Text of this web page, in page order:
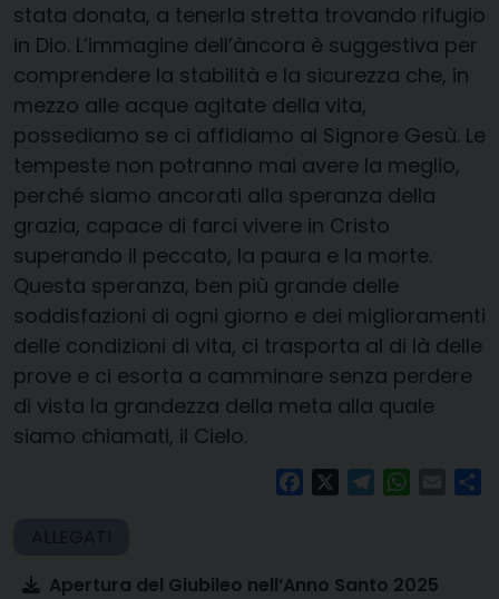
stata donata, a tenerla stretta trovando rifugio
in Dio. L’immagine dell’àncora è suggestiva per
comprendere la stabilità e la sicurezza che, in
mezzo alle acque agitate della vita,
possediamo se ci affidiamo al Signore Gesù. Le
tempeste non potranno mai avere la meglio,
perché siamo ancorati alla speranza della
grazia, capace di farci vivere in Cristo
superando il peccato, la paura e la morte.
Questa speranza, ben più grande delle
soddisfazioni di ogni giorno e dei miglioramenti
delle condizioni di vita, ci trasporta al di là delle
prove e ci esorta a camminare senza perdere
di vista la grandezza della meta alla quale
siamo chiamati, il Cielo.
FacebookTelegram Email
Apertura del Giubileo nell’Anno Santo 2025